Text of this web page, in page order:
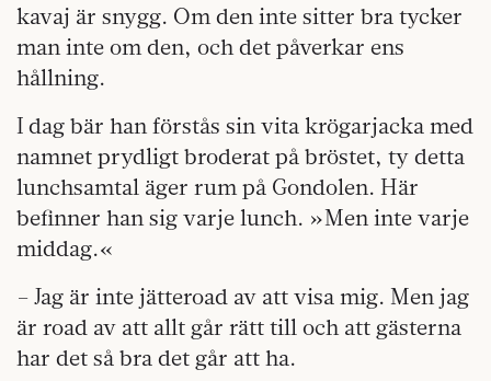
kavaj är snygg. Om den inte sitter bra tycker
man inte om den, och det påverkar ens
hållning.
I dag bär han förstås sin vita krögarjacka med
namnet prydligt broderat på bröstet, ty detta
lunchsamtal äger rum på Gondolen. Här
befinner han sig varje lunch. »Men inte varje
middag.«
– Jag är inte jätteroad av att visa mig. Men jag
är road av att allt går rätt till och att gästerna
har det så bra det går att ha.